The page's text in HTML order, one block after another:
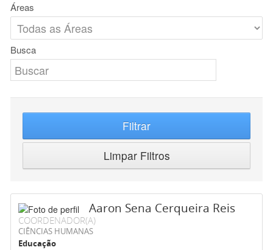
Áreas
Busca
Filtrar
Limpar Filtros
Aaron Sena Cerqueira Reis
COORDENADOR(A)
CIÊNCIAS HUMANAS
Educação